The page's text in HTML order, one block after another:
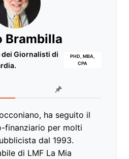
Brambilla
Giornalisti di
PHD, MBA,
CPA
ha seguito il
finanziario per molti
dal 1993.
di LMF La Mia